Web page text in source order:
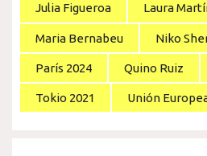
Julia Figueroa Laura
Maria Bernabeu Niko
París 2024 Quino Ruiz
Tokio 2021 Unión